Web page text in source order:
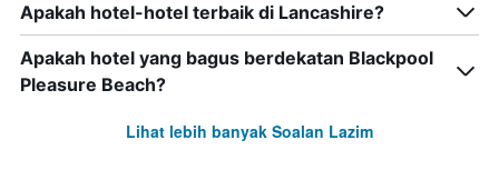
Apakah hotel-hotel terbaik di Lancashire?
Apakah hotel yang bagus berdekatan Blackpool
Pleasure Beach?
Lihat lebih banyak Soalan Lazim